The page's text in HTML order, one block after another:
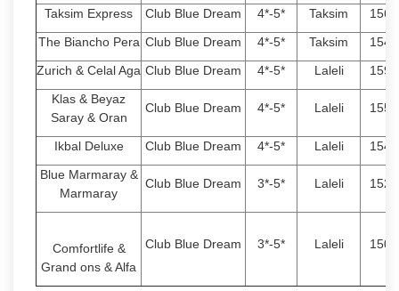
Taksim Express
Club Blue Dream 4*-5* Taksim
The Biancho Pera Club Blue Dream 4*-5* Taksim
Zurich & Celal Aga Club Blue Dream 4*-5* Laleli
Klas & Beyaz
Saray & Oran
Club Blue Dream 4*-5* Laleli
Ikbal Deluxe Club Blue Dream 4*-5* Laleli
Blue Marmaray &
Marmaray
Club Blue Dream 3*-5* Laleli
Comfortlife &
Grand ons & Alfa
Club Blue Dream 3*-5* Laleli